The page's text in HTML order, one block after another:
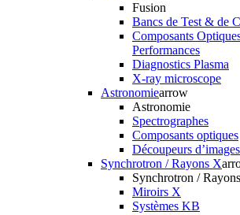
Fusion
Bancs de Test & de
Composants
Performances
Diagnostics Plasma
X-ray microscope
Astronomiearrow
Astronomie
Spectrographes
Composants optiques
Découpeurs
Synchrotron / Rayons X
Synchrotron /
Miroirs X
Systèmes KB